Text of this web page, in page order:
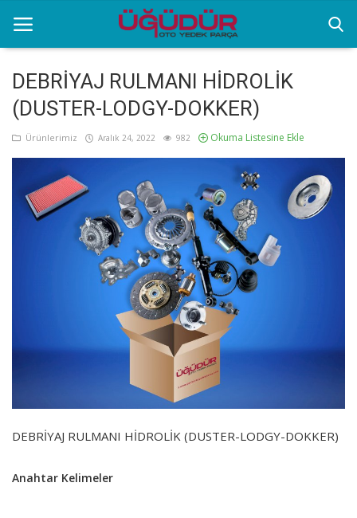
Anasayfa
Markalar
Ürünlerimiz
Sektörel Bilgiler
DEBRİYAJ RULMANI HİDROLİK
(DUSTER-LODGY-DOKKER)
Ürünlerimiz Aralık 24, 2022 982 Okuma Listesine Ekle
DEBRİYAJ RULMANI HİDROLİK (DUSTER-LODGY-DOKKER)
Anahtar Kelimeler